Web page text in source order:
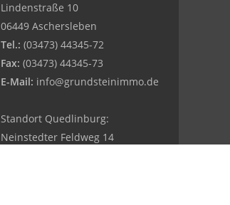
Lindenstraße 10
06449 Aschersleben
Tel.: (03473) 44345-72
Fax: (03473) 44345-73
E-Mail: info@grundsteinimmo.de
Standort Quedlinburg:
Neinstedter Feldweg 14